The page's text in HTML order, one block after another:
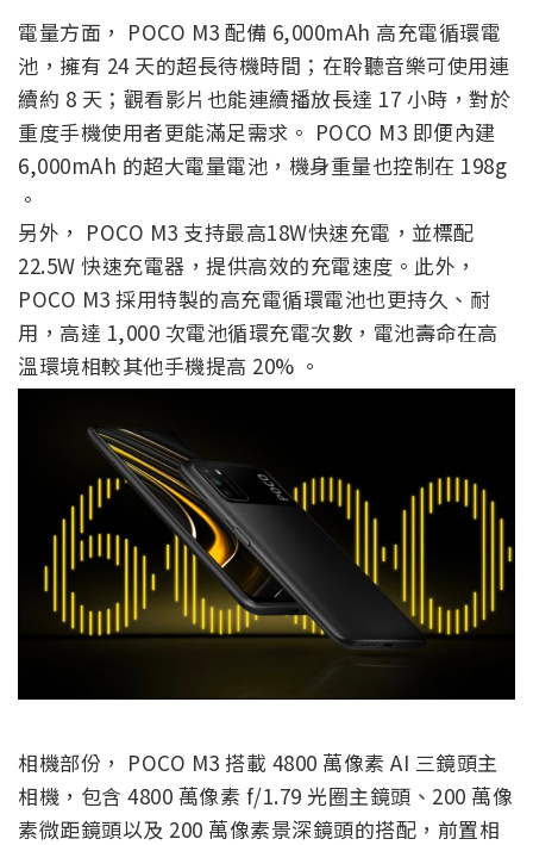
電量方面， POCO M3 配備 6,000mAh 高充電循環電
池，擁有 24 天的超長待機時間；在聆聽音樂可使用連
續約 8 天；觀看影片也能連續播放長達 17 小時，對於
重度手機使用者更能滿足需求。 POCO M3 即便內建
6,000mAh 的超大電量電池，機身重量也控制在 198g
。
另外， POCO M3 支持最高18W快速充電，並標配
22.5W 快速充電器，提供高效的充電速度。此外，
POCO M3 採用特製的高充電循環電池也更持久、耐
用，高達 1,000 次電池循環充電次數，電池壽命在高
溫環境相較其他手機提高 20% 。
相機部份， POCO M3 搭載 4800 萬像素 AI 三鏡頭主
相機，包含 4800 萬像素 f/1.79 光圈主鏡頭、200 萬像
素微距鏡頭以及 200 萬像素景深鏡頭的搭配，前置相